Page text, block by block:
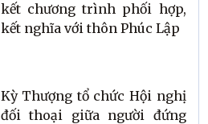
kết chương trình phối hợp,
kết nghĩa với thôn Phúc Lập
Kỳ Thượng tổ chức Hội nghị
đối thoại giữa người đứng